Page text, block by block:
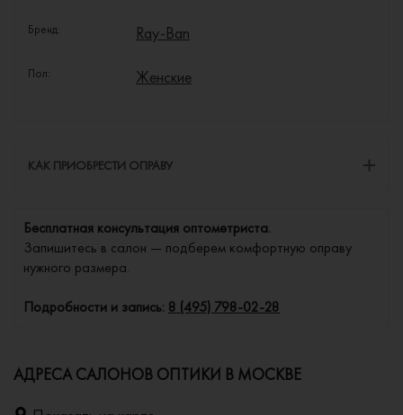
Бренд: Ray-Ban
Пол: Женские
КАК ПРИОБРЕСТИ ОПРАВУ
Бесплатная консультация оптометриста.
Запишитесь в салон — подберем комфортную оправу
нужного размера.
Подробности и запись: 8 (495) 798-02-28
АДРЕСА САЛОНОВ ОПТИКИ В МОСКВЕ